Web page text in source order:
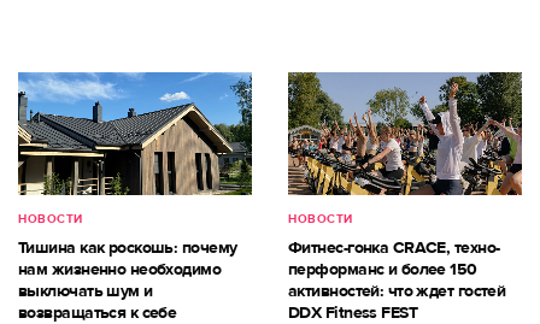
НОВОСТИ
Тишина как роскошь: почему
нам жизненно необходимо
выключать шум и
возвращаться к себе
НОВОСТИ
Фитнес-гонка CRACE, техно-
перформанс и более 150
активностей: что ждет гостей
DDX Fitness FEST